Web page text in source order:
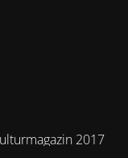
2017